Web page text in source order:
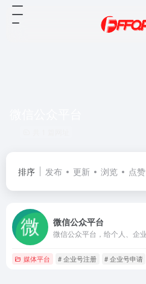
排序 发布 更新 浏览 点赞
微信公众平台
媒体平台 # 企业号注册 # 企业号申请